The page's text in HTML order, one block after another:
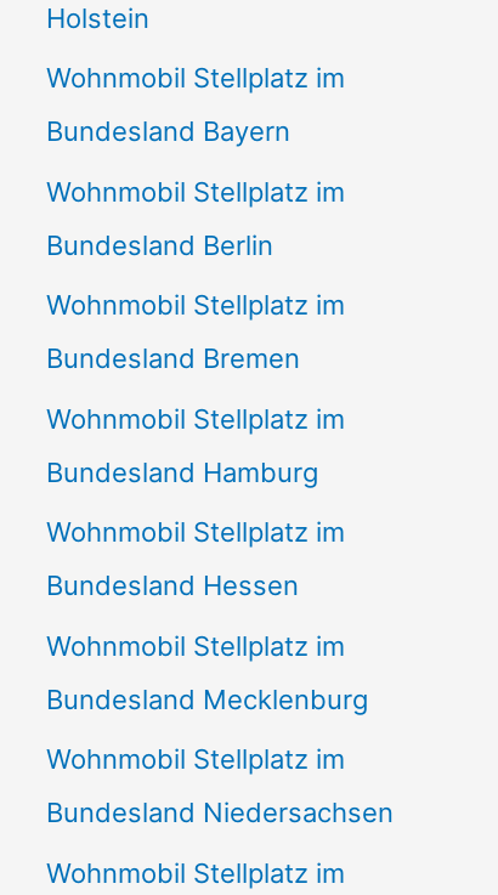
Holstein
Wohnmobil Stellplatz im
Bundesland Bayern
Wohnmobil Stellplatz im
Bundesland Berlin
Wohnmobil Stellplatz im
Bundesland Bremen
Wohnmobil Stellplatz im
Bundesland Hamburg
Wohnmobil Stellplatz im
Bundesland Hessen
Wohnmobil Stellplatz im
Bundesland Mecklenburg
Wohnmobil Stellplatz im
Bundesland Niedersachsen
Wohnmobil Stellplatz im